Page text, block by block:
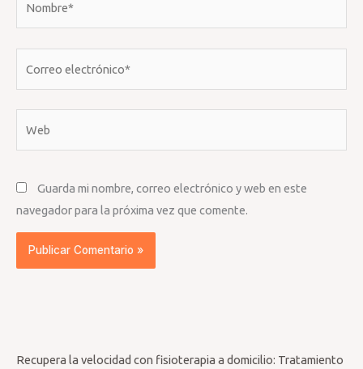
Guarda mi nombre, correo electrónico y web en este
navegador para la próxima vez que comente.
Recupera la velocidad con fisioterapia a domicilio: Tratamiento